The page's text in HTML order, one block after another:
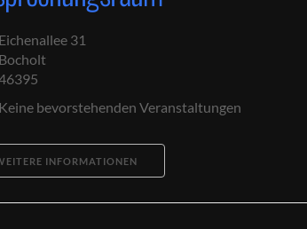
31
bevorstehenden Veranstaltungen
INFORMATIONEN